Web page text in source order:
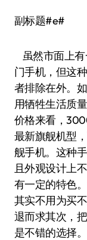
副标题#e#
虽然市面上
门手机，但这
者排除在外。
用牺牲生活质
价格来看，
最新旗舰机型
舰手机。这种
且外观设计上
有一定的特色
其实不用为买
退而求其次，
是不错的选择。